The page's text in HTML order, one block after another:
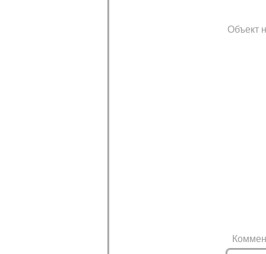
Объект